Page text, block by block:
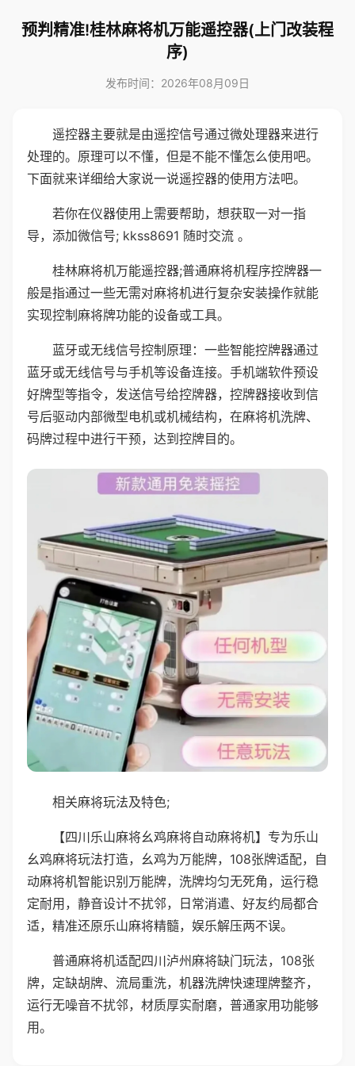
预判精准!桂林麻将机万能遥控器(上门改装程
序)
发布时间：2026年08月09日
遥控器主要就是由遥控信号通过微处理器来进行
处理的。原理可以不懂，但是不能不懂怎么使用吧。
下面就来详细给大家说一说遥控器的使用方法吧。
若你在仪器使用上需要帮助，想获取一对一指
导，添加微信号; kkss8691 随时交流 。
桂林麻将机万能遥控器;普通麻将机程序控牌器一
般是指通过一些无需对麻将机进行复杂安装操作就能
实现控制麻将牌功能的设备或工具。
蓝牙或无线信号控制原理：一些智能控牌器通过
蓝牙或无线信号与手机等设备连接。手机端软件预设
好牌型等指令，发送信号给控牌器，控牌器接收到信
号后驱动内部微型电机或机械结构，在麻将机洗牌、
码牌过程中进行干预，达到控牌目的。
相关麻将玩法及特色;
【四川乐山麻将幺鸡麻将自动麻将机】专为乐山
幺鸡麻将玩法打造，幺鸡为万能牌，108张牌适配，自
动麻将机智能识别万能牌，洗牌均匀无死角，运行稳
定耐用，静音设计不扰邻，日常消遣、好友约局都合
适，精准还原乐山麻将精髓，娱乐解压两不误。
普通麻将机适配四川泸州麻将缺门玩法，108张
牌，定缺胡牌、流局重洗，机器洗牌快速理牌整齐，
运行无噪音不扰邻，材质厚实耐磨，普通家用功能够
用。